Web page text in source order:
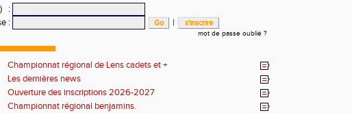
:
: |
mot de passe oublié ?
Championnat régional de Lens cadets et +
Les dernières news
Ouverture des inscriptions 2026-2027
Championnat régional benjamins.